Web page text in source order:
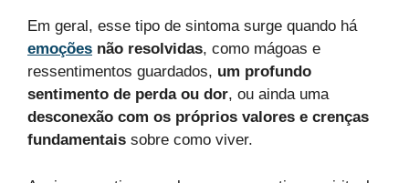
Em geral, esse tipo de sintoma surge quando há
emoções não resolvidas, como mágoas e
ressentimentos guardados, um profundo
sentimento de perda ou dor, ou ainda uma
desconexão com os próprios valores e crenças
fundamentais sobre como viver.